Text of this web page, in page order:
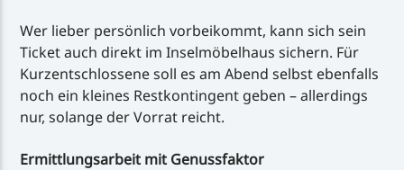
Wer lieber persönlich vorbeikommt, kann sich sein
Ticket auch direkt im Inselmöbelhaus sichern. Für
Kurzentschlossene soll es am Abend selbst ebenfalls
noch ein kleines Restkontingent geben – allerdings
nur, solange der Vorrat reicht.
Ermittlungsarbeit mit Genussfaktor